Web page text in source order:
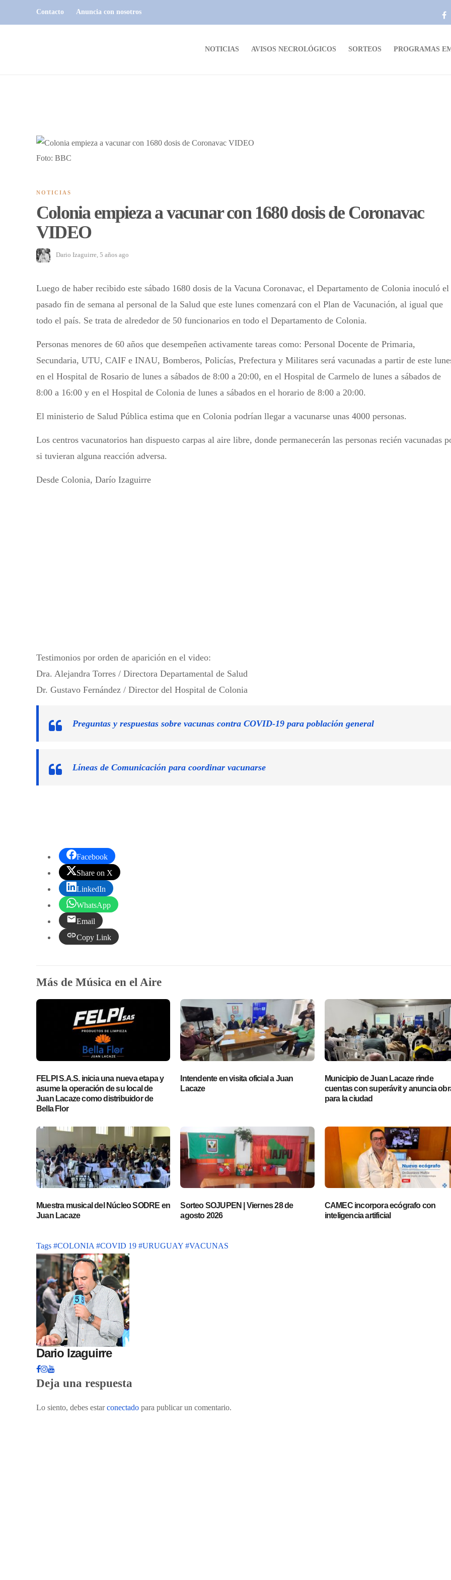
Contacto Anuncia con nosotros
NOTICIAS AVISOS NECROLÓGICOS SORTEOS PROGRAMAS
Foto: BBC
NOTICIAS
Colonia empieza a vacunar con 1680 dosis de Coronavac
VIDEO
Dario Izaguirre, 5 años ago
Luego de haber recibido este sábado 1680 dosis de la Vacuna Coronavac, el Departamento de Colonia inoculó el
pasado fin de semana al personal de la Salud que este lunes comenzará con el Plan de Vacunación, al igual que
todo el país. Se trata de alrededor de 50 funcionarios en todo el Departamento de Colonia.
Personas menores de 60 años que desempeñen activamente tareas como: Personal Docente de Primaria,
Secundaria, UTU, CAIF e INAU, Bomberos, Policías, Prefectura y Militares será vacunadas a partir de este
en el Hospital de Rosario de lunes a sábados de 8:00 a 20:00, en el Hospital de Carmelo de lunes a sábados de
8:00 a 16:00 y en el Hospital de Colonia de lunes a sábados en el horario de 8:00 a 20:00.
El ministerio de Salud Pública estima que en Colonia podrían llegar a vacunarse unas 4000 personas.
Los centros vacunatorios han dispuesto carpas al aire libre, donde permanecerán las personas recién vacunadas
si tuvieran alguna reacción adversa.
Desde Colonia, Darío Izaguirre
Testimonios por orden de aparición en el video:
Dra. Alejandra Torres / Directora Departamental de Salud
Dr. Gustavo Fernández / Director del Hospital de Colonia
Preguntas y respuestas sobre vacunas contra COVID-19 para población general
Líneas de Comunicación para coordinar vacunarse
Facebook
Share on X
LinkedIn
WhatsApp
Email
Copy Link
Más de Música en el Aire
FELPI S.A.S. inicia una nueva etapa y
asume la operación de su local de
Juan Lacaze como distribuidor de
Bella Flor
Intendente en visita oficial a Juan
Lacaze
Municipio de Juan Lacaze rinde
cuentas con superávit y anuncia
para la ciudad
Muestra musical del Núcleo SODRE en
Juan Lacaze
Sorteo SOJUPEN | Viernes 28 de
agosto 2026
CAMEC incorpora ecógrafo con
inteligencia artificial
Tags #COLONIA #COVID 19 #URUGUAY #VACUNAS
Dario Izaguirre
Deja una respuesta
Lo siento, debes estarconectado para publicar un comentario.